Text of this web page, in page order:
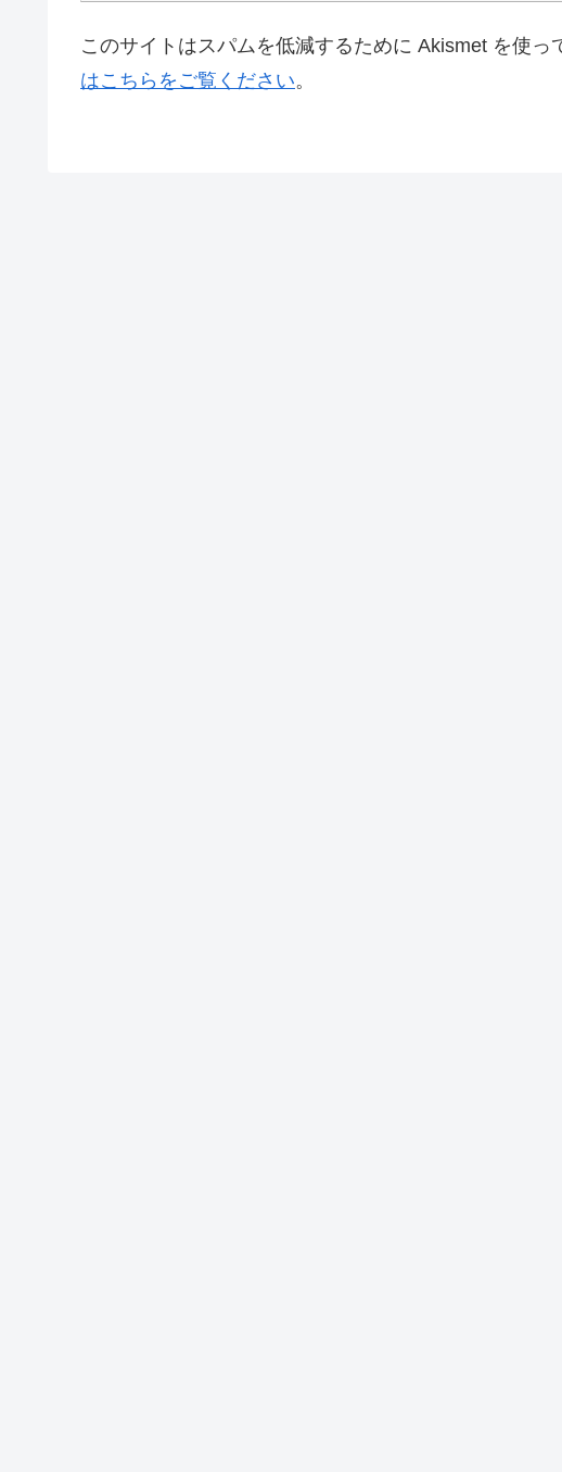
このサイトはスパムを低減するために Akismet を使っ
はこちらをご覧ください。